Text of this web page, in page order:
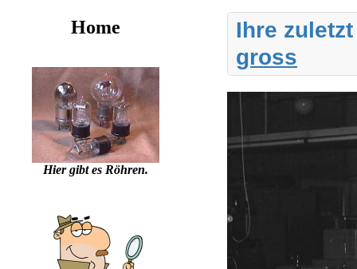
Home
Hier gibt es Röhren.
Ihre
gross